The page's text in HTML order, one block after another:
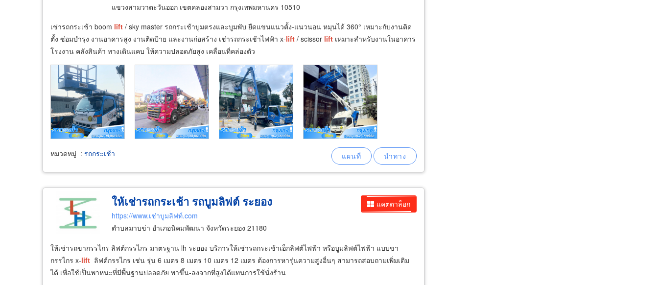
แขวงสามวาตะวันออก เขตคลองสามวา กรุงเทพมหานคร 10510
เช่ารถกระเช้า boom lift / sky master รถกระเช้าบูมตรงและบูมพับ ยืดแขนแนวตั้ง-แนวนอน หมุนได้ 360° เหมาะกับงานติด
ตั้ง ซ่อมบำรุง งานอาคารสูง งานติดป้าย และงานก่อสร้าง เช่ารถกระเช้าไฟฟ้า x-lift / scissor lift เหมาะสำหรับงานในอาคาร
โรงงาน คลังสินค้า ทางเดินแคบ ให้ความปลอดภัยสูง เคลื่อนที่คล่องตัว
หมวดหมู่ : รถกระเช้า
แคตตาล็อก
ให้เช่ารถกระเช้า รถบูมลิฟต์ ระยอง
https://www.เช่าบูมลิฟท์.com
ตำบลมาบข่า อำเภอนิคมพัฒนา จังหวัดระยอง 21180
ให้เช่ารถขากรรไกร ลิฟต์กรรไกร มาตรฐาน lh ระยอง บริการให้เช่ารถกระเช้าเอ็กลิฟต์ไฟฟ้า หรือบูมลิฟต์ไฟฟ้า แบบขา
กรรไกร x-lift ลิฟต์กรรไกร เช่น รุ่น 6 เมตร 8 เมตร 10 เมตร 12 เมตร ต้องการหารุ่นความสูงอื่นๆ สามารถสอบถามเพิ่มเติม
ได้ เพื่อใช้เป็นพาหนะที่มีพื้นฐานปลอดภัย พาขึ้น-ลงจากที่สูงได้แทนการใช้นั่งร้าน